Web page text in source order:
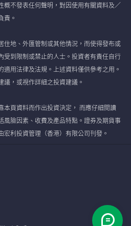
概不發表任何聲明，對因使用有關資料及／
責。
住地、外匯管制或其他情況，而使得發布或
受到限制或禁止的人士。投資者有責任自行
用法律及法規。上述資料僅供參考之用。
，或視作詳細之投資建議。
本頁資料而作出投資決定， 而應仔細閱讀
風險因素、收費及產品特點。證券及期貨事
利投資管理（香港）有限公司刊發。